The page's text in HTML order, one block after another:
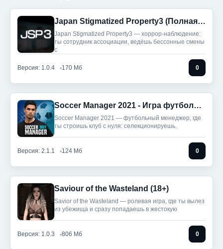
Japan Stigmatized Property3 (Полная версия)
Japan Stigmatized Property3 — хоррор-наблюдение:
ты сотрудник ассоциации, ведёшь бессонные смены
с
Версия: 1.0.4 170 Мб 0
Soccer Manager 2021 - Игра футбольного менеджера (Без рекламы)
Soccer Manager 2021 — футбольный менеджер, где
ты строишь клуб с нуля: селекционируешь,
Версия: 2.1.1 124 Мб 0
Saviour of the Wasteland (18+)
Savior of the Wasteland — ролевая игра, где ты вылез
из убежища и сразу попадаешь в жестокую
Версия: 1.0.3 806 Мб 0